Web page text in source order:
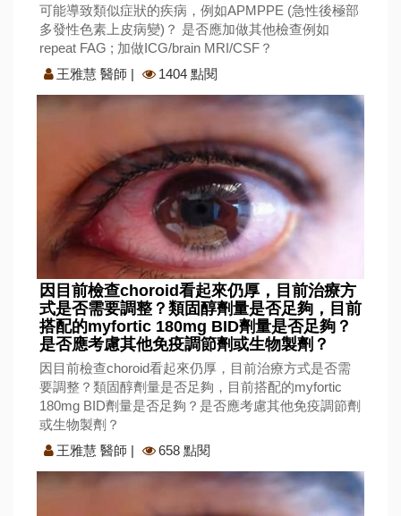
可能導致類似症狀的疾病，例如APMPPE (急性後極部
多發性色素上皮病變)？ 是否應加做其他檢查例如
repeat FAG ; 加做ICG/brain MRI/CSF？
王雅慧 醫師 | 1404 點閱
因目前檢查choroid看起來仍厚，目前治療方
式是否需要調整？類固醇劑量是否足夠，目前
搭配的myfortic 180mg BID劑量是否足夠？
是否應考慮其他免疫調節劑或生物製劑？
因目前檢查choroid看起來仍厚，目前治療方式是否需
要調整？類固醇劑量是否足夠，目前搭配的myfortic
180mg BID劑量是否足夠？是否應考慮其他免疫調節劑
或生物製劑？
王雅慧 醫師 | 658 點閱